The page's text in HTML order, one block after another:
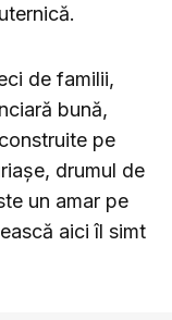
de familii,
bună,
pe
drumul de
un amar pe
aici îl simt